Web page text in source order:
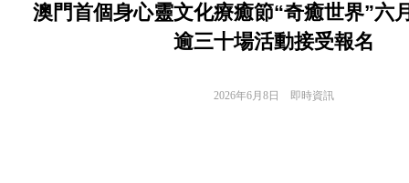
澳門首個身心靈文化療癒節“奇癒世界”
逾三十場活動接受報名
2026年6月8日 即時資訊